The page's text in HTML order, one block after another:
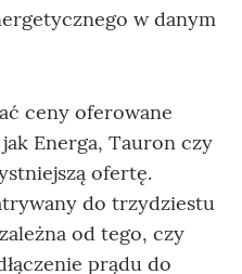
w danym
ceny oferowane
Energa, Tauron czy
ofertę.
do trzydziestu
od tego, czy
prądu do